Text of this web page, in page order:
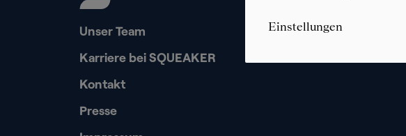
Unser Team
Karriere bei SQUEAKER
Kontakt
Presse
Einstellungen